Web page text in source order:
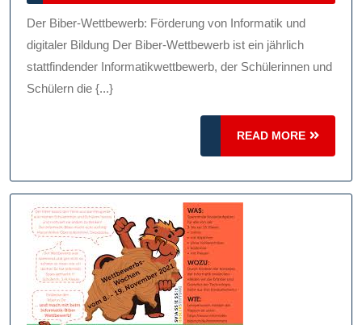
Wettbewerb:
Förderung
Von
Und
Digitaler
2024
Der Biber-Wettbewerb: Förderung von Informatik und
digitaler Bildung Der Biber-Wettbewerb ist ein jährlich
stattfindender Informatikwettbewerb, der Schülerinnen und
Schülern die {...}
READ MORE
READ
MORE